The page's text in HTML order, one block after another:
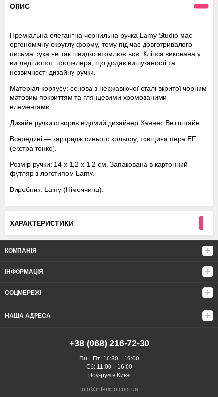
ОПИС
Преміальна елегантна чорнильна ручка Lamy Studio має
ергономічну округлу форму, тому під час довготривалого
письма рука не так швидко втомлюється. Кліпса виконана у
вигляді лопоті пропелера, що додає вишуканості та
незвичності дизайну ручки.
Матеріал корпусу: основа з нержавіючої сталі вкритої чорним
матовим покриттям та глянцевими хромованими
елементами.
Дизайн ручки створив відомий дизайнер Ханнес Веттштайн.
Всередині — картридж синього кольору, товщина пера EF
(екстра тонке).
Розмір ручки: 14 х 1,2 х 1,2 см. Запакована в картонний
футляр з логотипом Lamy.
Виробник: Lamy (Німеччина).
ХАРАКТЕРИСТИКИ
КОМПАНІЯ
ІНФОРМАЦІЯ
СОЦМЕРЕЖІ
НАША АДРЕСА
+38 (068) 216-72-30
Пн—Пт: 10:30—19:00
Сб: 11:00—16:00
Шоу-рум в Києві
info@intempo.com.ua